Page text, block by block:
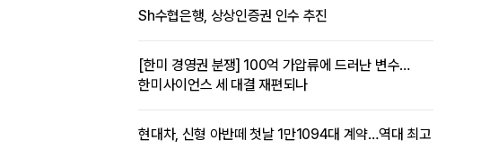
Sh수협은행, 상상인증권 인수 추진
[한미 경영권 분쟁] 100억 가압류에 드러난 변수…
한미사이언스 세 대결 재편되나
현대차, 신형 아반떼 첫날 1만1094대 계약…역대 최고